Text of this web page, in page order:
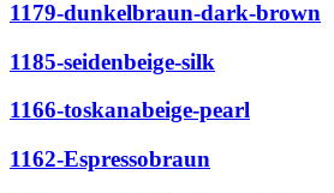
1179-dunkelbraun-dark-brown
1185-seidenbeige-silk
1166-toskanabeige-pearl
1162-Espressobraun